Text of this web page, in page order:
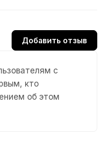
с
кто
об этом
Добавить отзыв